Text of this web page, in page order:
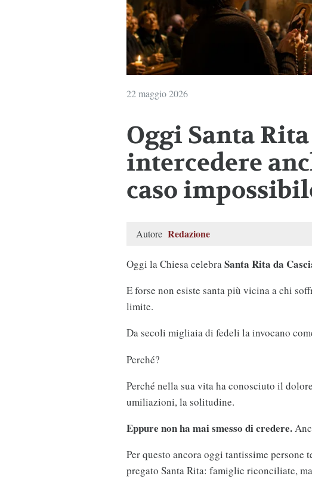
22 maggio 2026
Oggi Santa
intercedere
caso
Autore Redazione
Oggi la Chiesa celebraSanta Rita da
E forse non esiste santa più vicina a chi
limite.
Da secoli migliaia di fedeli la invocano
Perché?
Perché nella sua vita ha conosciuto il
umiliazioni, la solitudine.
Eppure non ha mai smesso di credere.
Per questo ancora oggi tantissime
pregato Santa Rita: famiglie riconciliate,